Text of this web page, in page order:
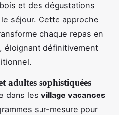
et des dégustations
séjour. Cette approche
chaque repas en
éloignant définitivement
adultes sophistiquées
dans les village vacances
sur-mesure pour